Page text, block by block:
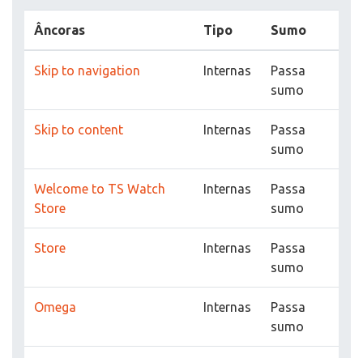
Âncoras Tipo Sumo
Skip to navigation Internas
Passa
sumo
Skip to content Internas
Passa
sumo
Welcome to TS Watch
Store
Internas
Passa
sumo
Store Internas
Passa
sumo
Omega Internas
Passa
sumo